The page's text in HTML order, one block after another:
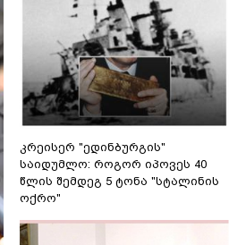
კრეისერ "ედინბურგის"
საიდუმლო: როგორ იპოვეს 40
წლის შემდეგ 5 ტონა "სტალინის
ოქრო"